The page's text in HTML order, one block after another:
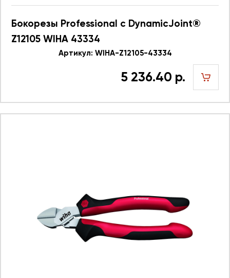
Бокорезы Professional с DynamicJoint®
Z12105 WIHA 43334
Артикул: WIHA-Z12105-43334
5 236.40 р.